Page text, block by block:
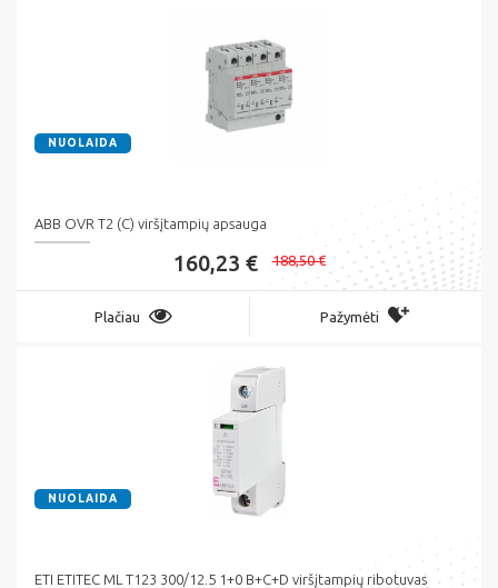
NUOLAIDA
ABB OVR T2 (C) viršįtampių apsauga
160,23 € 188,50 €
Plačiau Pažymėti
NUOLAIDA
ETI ETITEC ML T123 300/12.5 1+0 B+C+D viršįtampių ribotuvas